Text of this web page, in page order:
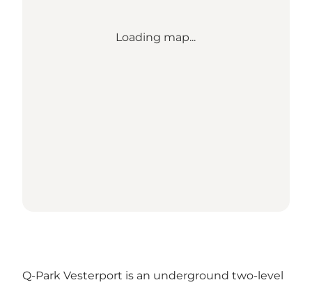
Loading map...
Q-Park Vesterport is an underground two-level